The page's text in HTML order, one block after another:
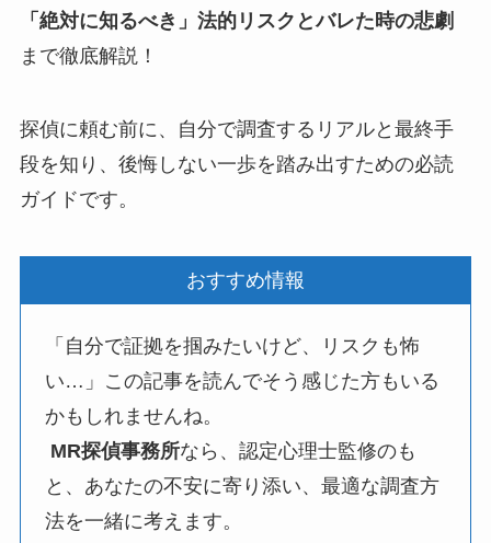
「絶対に知るべき」法的リスクとバレた時の悲劇
まで徹底解説！
探偵に頼む前に、自分で調査するリアルと最終手
段を知り、後悔しない一歩を踏み出すための必読
ガイドです。
おすすめ情報
「自分で証拠を掴みたいけど、リスクも怖
い…」この記事を読んでそう感じた方もいる
かもしれませんね。
MR探偵事務所なら、認定心理士監修のも
と、あなたの不安に寄り添い、最適な調査方
法を一緒に考えます。